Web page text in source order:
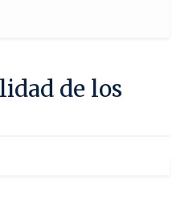
de los